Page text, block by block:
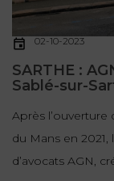
02-10-2023
SARTHE :
Sablé-sur-
Après l’ouverture
du Mans en
d’avocats AGN,